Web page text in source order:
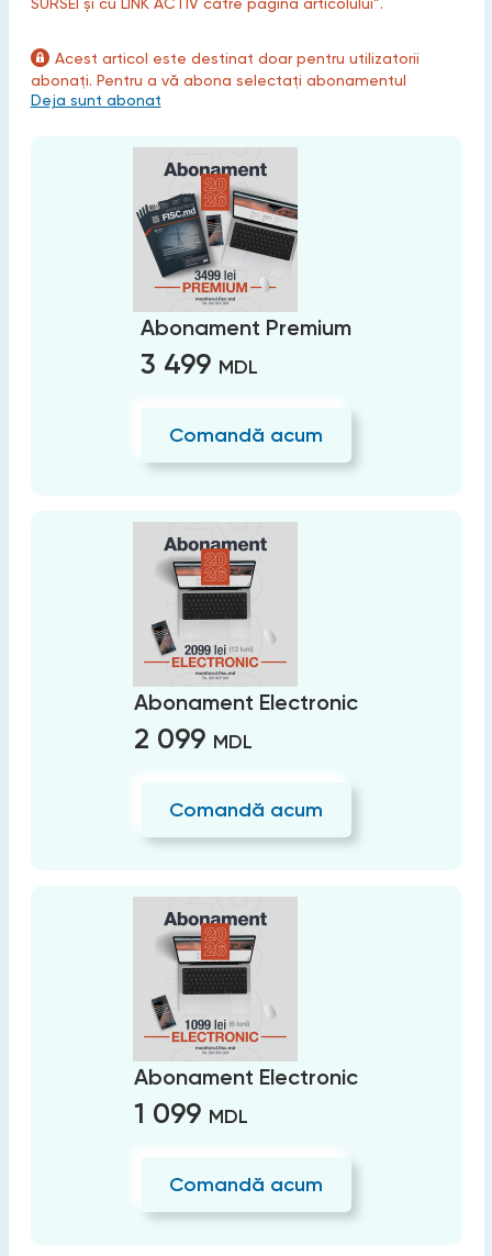
Acest articol este destinat doar pentru utilizatorii
abonați. Pentru a vă abona selectați abonamentul
Deja sunt abonat
Abonament Premium
3 499 MDL
Comandă acum
Abonament Electronic
2 099 MDL
Comandă acum
Abonament Electronic
1 099 MDL
Comandă acum